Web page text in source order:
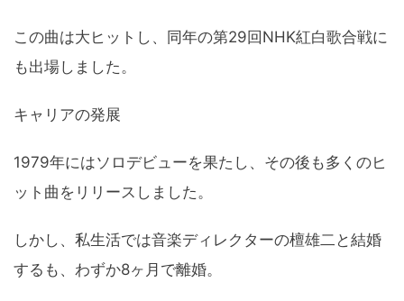
この曲は大ヒットし、同年の第29回NHK紅白歌合戦に
も出場しました。
キャリアの発展
1979年にはソロデビューを果たし、その後も多くのヒ
ット曲をリリースしました。
しかし、私生活では音楽ディレクターの檀雄二と結婚
するも、わずか8ヶ月で離婚。